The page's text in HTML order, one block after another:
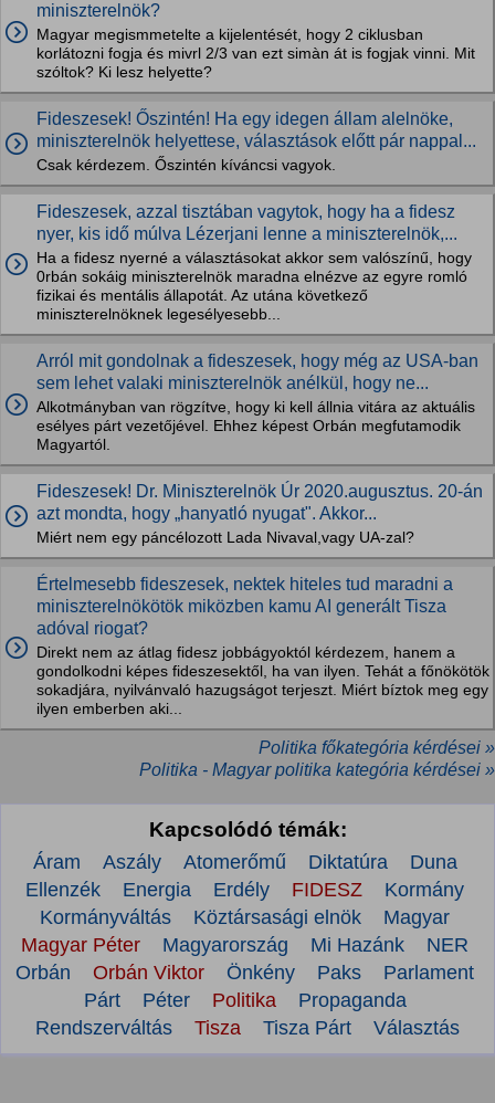
miniszterelnök?
Magyar megismmetelte a kijelentését, hogy 2 ciklusban
korlátozni fogja és mivrl 2/3 van ezt simàn át is fogjak vinni. Mit
szóltok? Ki lesz helyette?
Fideszesek! Őszintén! Ha egy idegen állam alelnöke,
miniszterelnök helyettese, választások előtt pár nappal...
Csak kérdezem. Őszintén kíváncsi vagyok.
Fideszesek, azzal tisztában vagytok, hogy ha a fidesz
nyer, kis idő múlva Lézerjani lenne a miniszterelnök,...
Ha a fidesz nyerné a választásokat akkor sem valószínű, hogy
0rbán sokáig miniszterelnök maradna elnézve az egyre romló
fizikai és mentális állapotát. Az utána következő
miniszterelnöknek legesélyesebb...
Arról mit gondolnak a fideszesek, hogy még az USA-ban
sem lehet valaki miniszterelnök anélkül, hogy ne...
Alkotmányban van rögzítve, hogy ki kell állnia vitára az aktuális
esélyes párt vezetőjével. Ehhez képest Orbán megfutamodik
Magyartól.
Fideszesek! Dr. Miniszterelnök Úr 2020.augusztus. 20-án
azt mondta, hogy „hanyatló nyugat". Akkor...
Miért nem egy páncélozott Lada Nivaval,vagy UA-zal?
Értelmesebb fideszesek, nektek hiteles tud maradni a
miniszterelnökötök miközben kamu AI generált Tisza
adóval riogat?
Direkt nem az átlag fidesz jobbágyoktól kérdezem, hanem a
gondolkodni képes fideszesektől, ha van ilyen. Tehát a főnökötök
sokadjára, nyilvánvaló hazugságot terjeszt. Miért bíztok meg egy
ilyen emberben aki...
Politika főkategória kérdései »
Politika - Magyar politika kategória kérdései »
Kapcsolódó témák:
Áram Aszály Atomerőmű Diktatúra
Duna
Ellenzék
Energia Erdély FIDESZ
Kormány
Kormányváltás
Köztársasági elnök
Magyar
Magyar Péter
Magyarország Mi Hazánk
NER
Orbán
Orbán Viktor Önkény Paks
Parlament
Párt
Péter Politika
Propaganda
Rendszerváltás
Tisza Tisza Párt Választás